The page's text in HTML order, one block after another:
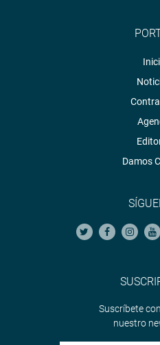
Damos
Suscríbete
nuestro